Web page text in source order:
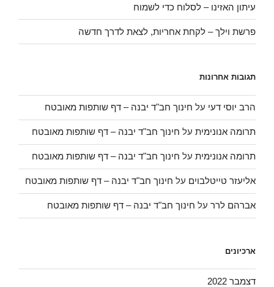
עיתון האזינו – לסלוח כדי לשמוח
פרשת וילך – לקחת אחריות, לצאת לדרך חדשה
תגובות אחרונות
הרב יוסי דעי על חינוך חב"ד יבנה – דף שותפות מאובטח
תרומה אנונימית על חינוך חב"ד יבנה – דף שותפות מאובטח
תרומה אנונימית על חינוך חב"ד יבנה – דף שותפות מאובטח
אליעזר טייטלבוים על חינוך חב"ד יבנה – דף שותפות מאובטח
אברהם לרר על חינוך חב"ד יבנה – דף שותפות מאובטח
ארכיונים
דצמבר 2022